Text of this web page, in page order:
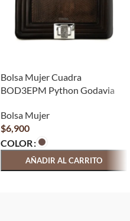
Bolsa Mujer Cuadra
BOD3EPM Python Godavia
Bolsa Mujer
$6,900
COLOR
AÑADIR AL CARRITO